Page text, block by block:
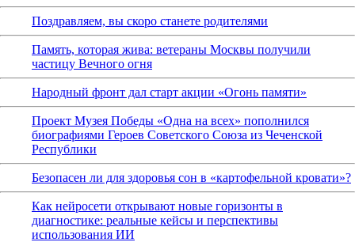
Поздравляем, вы скоро станете родителями
Память, которая жива: ветераны Москвы получили
частицу Вечного огня
Народный фронт дал старт акции «Огонь памяти»
Проект Музея Победы «Одна на всех» пополнился
биографиями Героев Советского Союза из Чеченской
Республики
Безопасен ли для здоровья сон в «картофельной кровати»?
Как нейросети открывают новые горизонты в
диагностике: реальные кейсы и перспективы
использования ИИ